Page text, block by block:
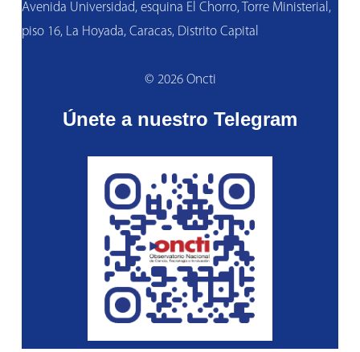
Avenida Universidad, esquina El Chorro, Torre Ministerial,
piso 16, La Hoyada, Caracas, Distrito Capital
© 2026 Oncti
Únete a nuestro Telegram